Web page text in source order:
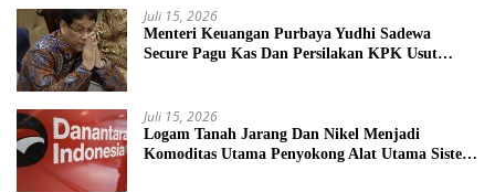
Juli 15, 2026
Menteri Keuangan Purbaya Yudhi Sadewa
Secure Pagu Kas Dan Persilakan KPK Usut
Juli 15, 2026
Logam Tanah Jarang Dan Nikel Menjadi
Komoditas Utama Penyokong Alat Utama Sistem